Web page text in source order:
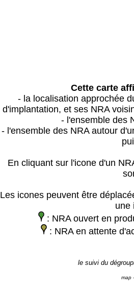
Cette carte
- la localisation approchée
d'implantation, et ses NRA
- l'ensemble des
- l'ensemble des NRA autour
En cliquant sur l'icone d'un
Les icones peuvent être
une
: NRA ouvert en
: NRA en attente
le suivi du
map